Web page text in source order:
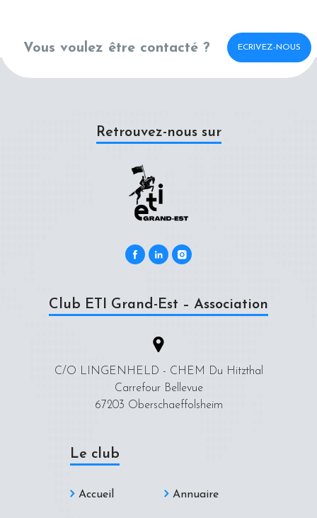
Vous voulez être contacté ? ECRIVEZ-NOUS
Retrouvez-nous sur
Club ETI Grand-Est – Association
C/O LINGENHELD - CHEM Du Hitzthal
Carrefour Bellevue
67203 Oberschaeffolsheim
Le club
Accueil Annuaire